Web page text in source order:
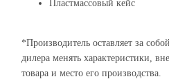
Пластмассовый кейс
*Производитель оставляет за
дилера менять характеристики,
товара и место его производства.